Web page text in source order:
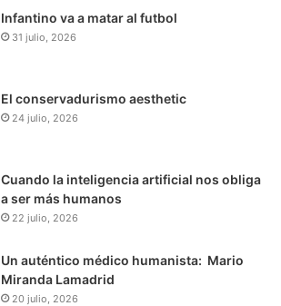
Infantino va a matar al futbol
31 julio, 2026
El conservadurismo aesthetic
24 julio, 2026
Cuando la inteligencia artificial nos obliga
a ser más humanos
22 julio, 2026
Un auténtico médico humanista: Mario
Miranda Lamadrid
20 julio, 2026